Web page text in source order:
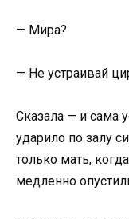
— Мира?
— Не устраивай
Сказала — и сама
ударило по залу
только мать,
медленно